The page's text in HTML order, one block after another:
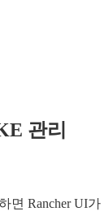
관리
면 Rancher UI가